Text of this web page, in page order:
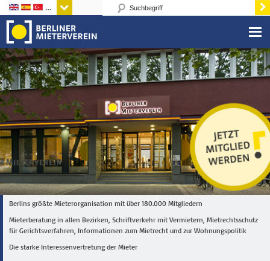
Sprachen
Berlins größte Mieterorganisation mit über 180.000 Mitgliedern
Mieterberatung in allen Bezirken, Schriftverkehr mit Vermietern, Mietrechtsschutz
für Gerichtsverfahren, Informationen zum Mietrecht und zur Wohnungspolitik
Die starke Interessenvertretung der Mieter